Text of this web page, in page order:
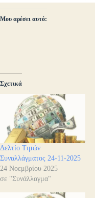
Μου αρέσει αυτό:
Σχετικά
Δελτίο Τιμών
Συναλλάγματος 24-11-2025
24 Νοεμβρίου 2025
σε "Συνάλλαγμα"